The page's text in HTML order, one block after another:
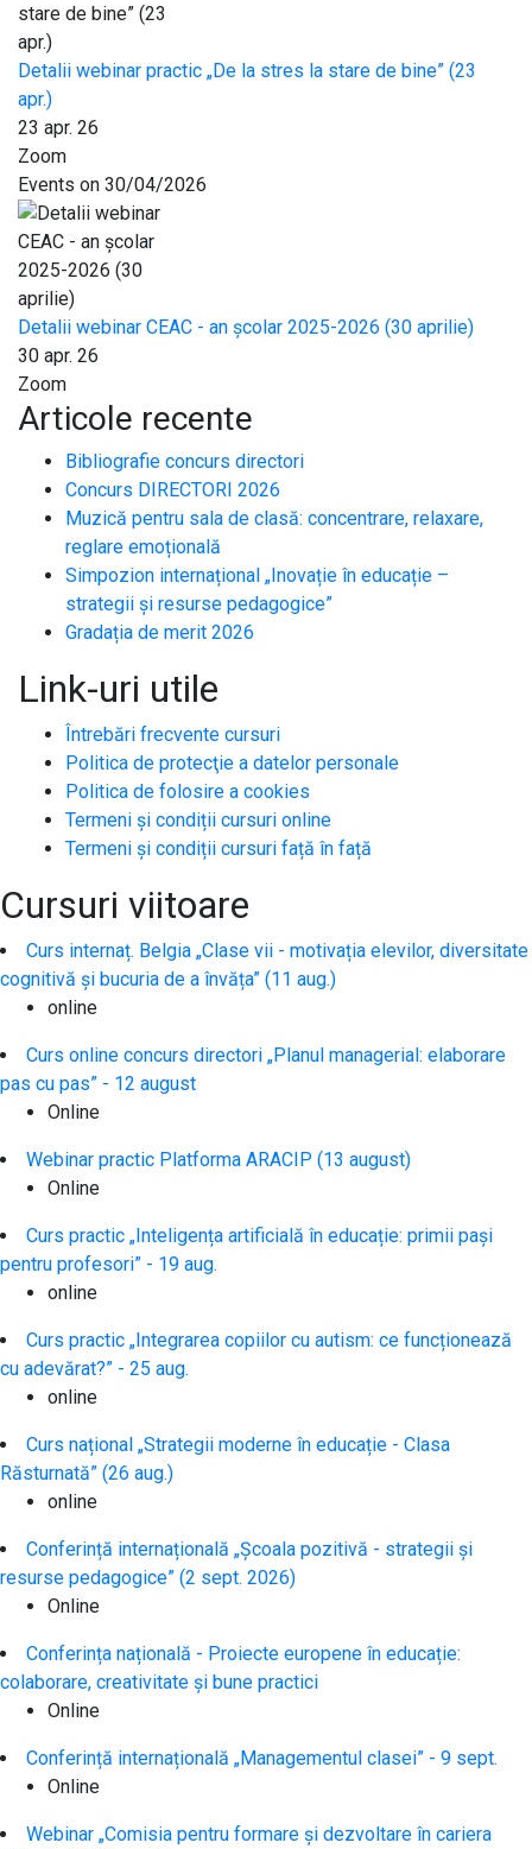
Detalii webinar practic „De la stres la stare de bine” (23
apr.)
23 apr. 26
Zoom
Events on 30/04/2026
Detalii webinar CEAC - an școlar 2025-2026 (30 aprilie)
30 apr. 26
Zoom
Articole recente
Bibliografie concurs directori
Concurs DIRECTORI 2026
Muzică pentru sala de clasă: concentrare, relaxare,
reglare emoțională
Simpozion internațional „Inovație în educație –
strategii și resurse pedagogice”
Gradația de merit 2026
Link-uri utile
Întrebări frecvente cursuri
Politica de protecţie a datelor personale
Politica de folosire a cookies
Termeni și condiții cursuri online
Termeni și condiții cursuri față în față
Cursuri viitoare
Curs internaț. Belgia „Clase vii - motivația elevilor, diversitate
cognitivă și bucuria de a învăța” (11 aug.)
online
Curs online concurs directori „Planul managerial: elaborare
pas cu pas” - 12 august
Online
Webinar practic Platforma ARACIP (13 august)
Online
Curs practic „Inteligența artificială în educație: primii pași
pentru profesori” - 19 aug.
online
Curs practic „Integrarea copiilor cu autism: ce funcționează
cu adevărat?” - 25 aug.
online
Curs național „Strategii moderne în educație - Clasa
Răsturnată” (26 aug.)
online
Conferință internațională „Școala pozitivă - strategii și
resurse pedagogice” (2 sept. 2026)
Online
Conferința națională - Proiecte europene în educație:
colaborare, creativitate și bune practici
Online
Conferință internațională „Managementul clasei” - 9 sept.
Online
Webinar „Comisia pentru formare și dezvoltare în cariera